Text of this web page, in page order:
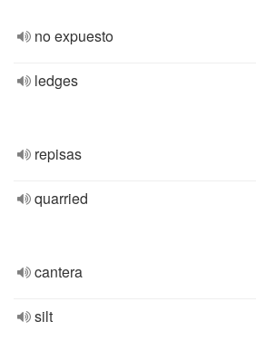
no expuesto
ledges
repisas
quarried
cantera
silt